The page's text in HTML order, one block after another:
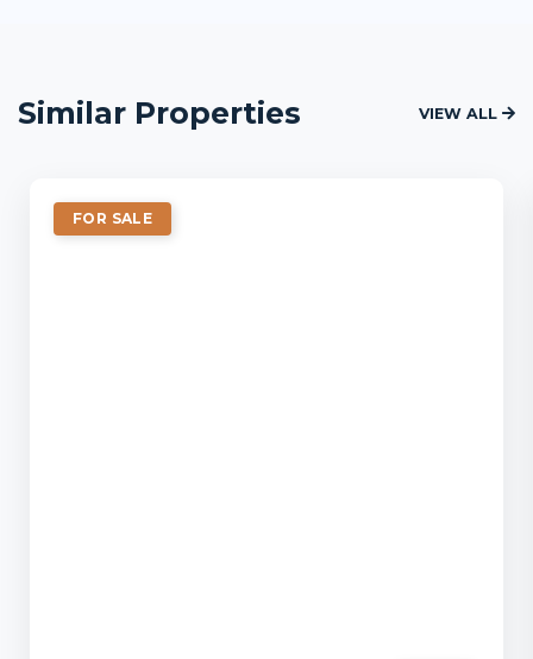
Similar Properties VIEW ALL
FOR SALE